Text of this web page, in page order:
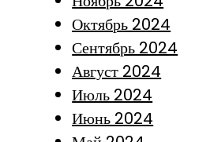
Октябрь 2024
Сентябрь 2024
Август 2024
Июль 2024
Июнь 2024